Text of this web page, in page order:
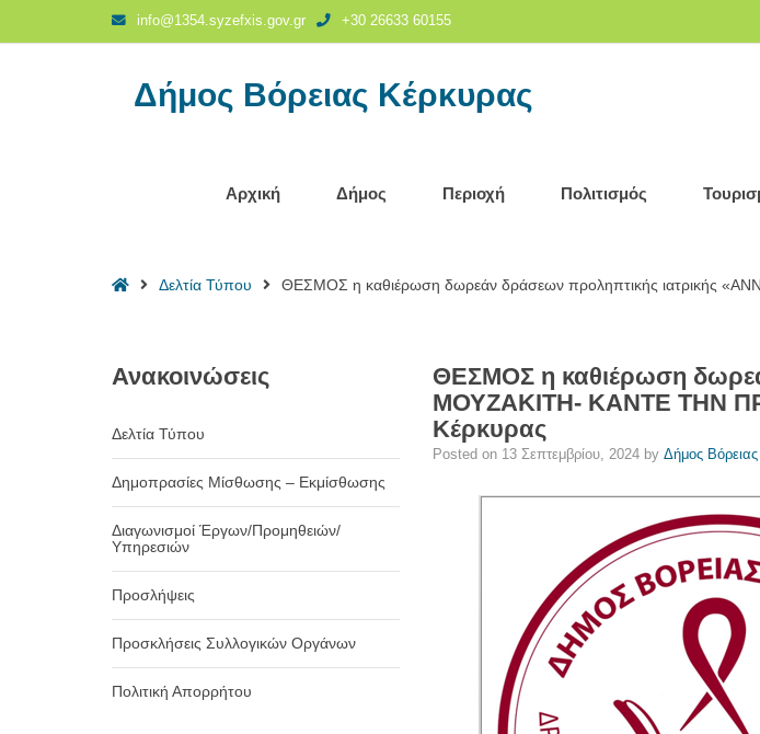
info@1354.syzefxis.gov.gr +30 26633 60155
Δήμος Βόρειας Κέρκυρας
Αρχική Δήμος Περιοχή Πολιτισμός
HomeΔελτία Τύπου ΘΕΣΜΟΣ η καθιέρωση δωρεάν δράσεων προληπτικής ιατρικής
ΘΕΣΜΟΣ η καθιέρωση
ΜΟΥΖΑΚΙΤΗ- ΚΑΝΤΕ ΤΗΝ
Κέρκυρας
Posted on 13 Σεπτεμβρίου, 2024 by Δήμος
Ανακοινώσεις
Δελτία Τύπου
Δημοπρασίες Μίσθωσης – Εκμίσθωσης
Διαγωνισμοί Έργων/Προμηθειών/
Υπηρεσιών
Προσλήψεις
Προσκλήσεις Συλλογικών Οργάνων
Πολιτική Απορρήτου